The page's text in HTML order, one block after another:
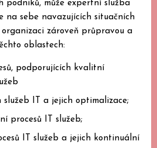
podniků, může expertní služba
na sebe navazujících situačních
zároveň průpravou a
oblastech:
podporujících kvalitní
služeb IT a jejich optimalizace;
procesů IT služeb;
IT služeb a jejich kontinuální